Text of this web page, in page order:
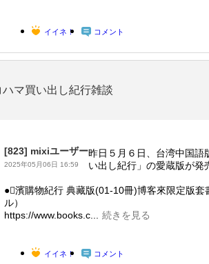
イイネ！ コメント
ハマ買い出し紀行雑談
[823] mixiユーザー
2025年05月06日 16:59
昨日５月６日、台湾中国語
い出し紀行」の愛蔵版が発
●濱購物紀行 典藏版(01-10冊)博客來限定版套
ル）
https://www.books.c...
続きを見る
イイネ！ コメント